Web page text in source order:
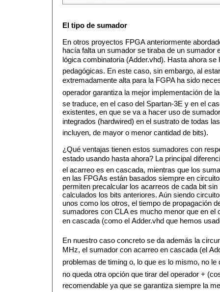
El tipo de sumador
En otros proyectos FPGA anteriormente
hacía falta un sumador se tiraba de un sumador
lógica combinatoria (Adder.vhd). Hasta ahora
pedagógicas. En este caso, sin embargo, al
extremadamente alta para la FGPA ha sido
operador garantiza la mejor implementación de
se traduce, en el caso del Spartan-3E y en el
existentes, en que se va a hacer uso de
integrados (hardwired) en el sustrato de todas
incluyen, de mayor o menor cantidad de bits).
¿Qué ventajas tienen estos sumadores con
estado usando hasta ahora? La principal
el acarreo es en cascada, mientras que los
en las FPGAs están basados siempre en
permiten precalcular los acarreos de cada bit
calculados los bits anteriores. Aún siendo
unos como los otros, el tiempo de propagación
sumadores con CLA es mucho menor que en el
en cascada (como el Adder.vhd que hemos
En nuestro caso concreto se da además la
MHz, el sumador con acarreo en cascada (el
problemas de timing o, lo que es lo mismo, no le
no queda otra opción que tirar del operador +
recomendable ya que se garantiza siempre la